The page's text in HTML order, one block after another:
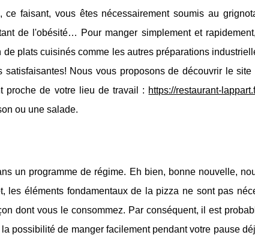
faisant, vous êtes nécessairement soumis au
de l'obésité… Pour manger simplement et
plats cuisinés comme les autres préparations
Nous vous proposons de découvrir le site
proche de votre lieu de travail : https://restaurant-
ou une salade.
un programme de régime. Eh bien, bonne nouvelle,
les éléments fondamentaux de la pizza ne sont pas
dont vous le consommez. Par conséquent, il est
possibilité de manger facilement pendant votre pause